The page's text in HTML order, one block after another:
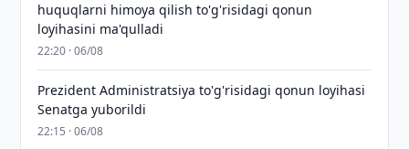
huquqlarni himoya qilish to'g'risidagi qonun
loyihasini ma'qulladi
22:20 · 06/08
Prezident Administratsiya to'g'risidagi qonun loyihasi
Senatga yuborildi
22:15 · 06/08